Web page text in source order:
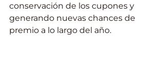
conservación de los cupones y
generando nuevas chances de
premio a lo largo del año.